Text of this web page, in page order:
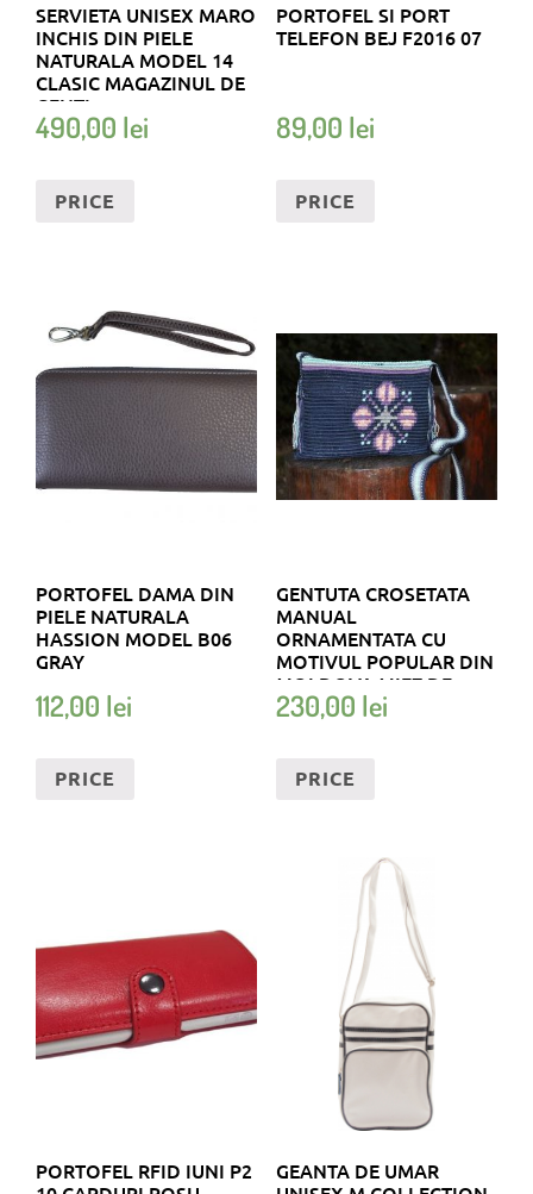
SERVIETA UNISEX MARO
INCHIS DIN PIELE
NATURALA MODEL 14
CLASIC MAGAZINUL DE
GENTI
490,00 lei
PRICE
PORTOFEL SI PORT
TELEFON BEJ F2016 07
89,00 lei
PRICE
PORTOFEL DAMA DIN
PIELE NATURALA
HASSION MODEL B06
GRAY
112,00 lei
PRICE
GENTUTA CROSETATA
MANUAL
ORNAMENTATA CU
MOTIVUL POPULAR DIN
MOLDOVA MIEZ DE
NUCA HANDMADE
230,00 lei
PRICE
PORTOFEL RFID IUNI P2
GEANTA DE UMAR